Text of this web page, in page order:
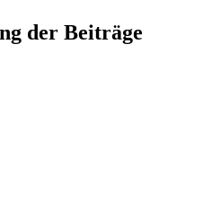
der Beiträge